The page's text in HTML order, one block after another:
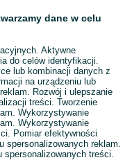
dane w celu
Aktywne
do celów identyfikacji.
lub kombinacji danych z
na urządzeniu lub
Rozwój i ulepszanie
treści. Tworzenie
Wykorzystywanie
Wykorzystywanie
Pomiar efektywności
spersonalizowanych reklam.
spersonalizowanych treści.